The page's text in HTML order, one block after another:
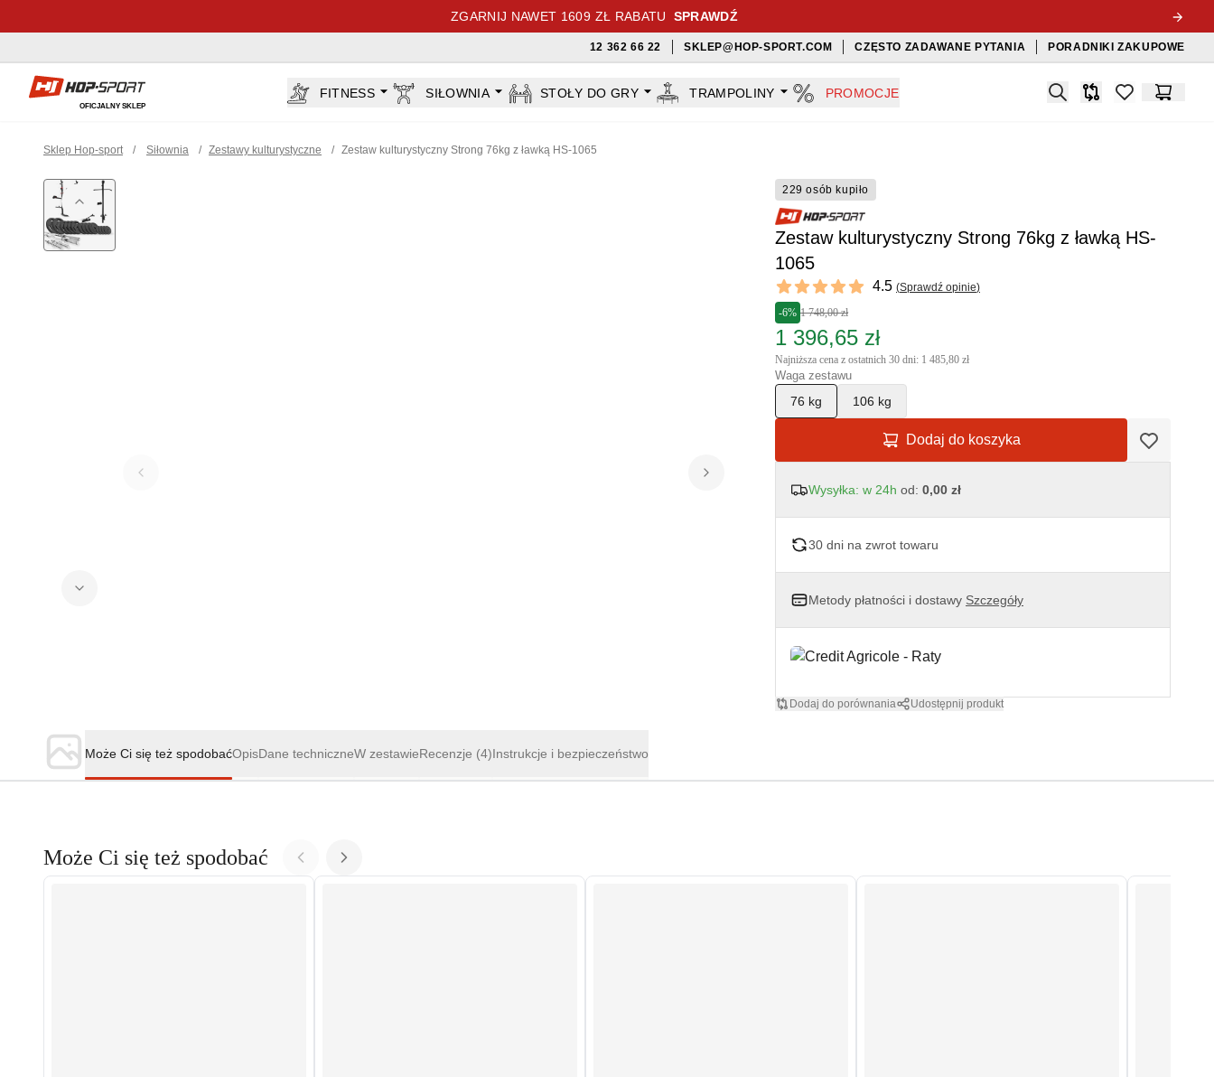
ZGARNIJ NAWET 1609 ZŁ RABATU SPRAWDŹ
12 362 66 22 SKLEP@HOP-SPORT.COM CZĘSTO ZADAWANE PYTANIA PORADNIKI ZAKUPOWE
Sklep Hop-sport.pl
OFICJALNY SKLEP
FITNESS SIŁOWNIA STOŁY DO GRY TRAMPOLINY PROMOCJE Search
Porównywarka
items inKoszyk
Sklep Hop-sport / Siłownia / Zestawy kulturystyczne / Zestaw kulturystyczny Strong 76kg z ławką HS-1065
229 osób kupiło
Zestaw kulturystyczny Strong 76kg z ławką HS-
1065
Reviews
4.5 out of 5 stars 4.5 (Sprawdź opinie)
-6% 1 748,00 zł
1 396,65 zł
Najniższa cena z ostatnich 30 dni: 1 485,80 zł
Waga zestawu
76 kg 106 kg
Dodaj do koszyka
Wysyłka: w 24h od: 0,00 zł
30 dni na zwrot towaru
Metody płatności i dostawy Szczegóły
Dodaj do porównania Udostępnij produkt
Może Ci się też spodobaćOpisDane techniczneW zestawieRecenzje (4)Instrukcje i bezpieczeństwo
Może Ci się też spodobać